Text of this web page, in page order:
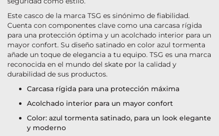
Este casco de la marca TSG es sinónimo de fiabilidad.
Cuenta con componentes clave como una carcasa rígida
para una protección óptima y un acolchado interior para un
mayor confort. Su diseño satinado en color azul tormenta
añade un toque de elegancia a tu equipo. TSG es una marca
reconocida en el mundo del skate por la calidad y
durabilidad de sus productos.
Carcasa rígida para una protección máxima
Acolchado interior para un mayor confort
Color: azul tormenta satinado, para un look elegante
y moderno